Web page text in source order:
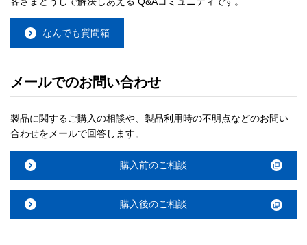
なんでも質問箱
メールでのお問い合わせ
製品に関するご購入の相談や、製品利用時の不明点などのお問い
合わせをメールで回答します。
購入前のご相談
購入後のご相談